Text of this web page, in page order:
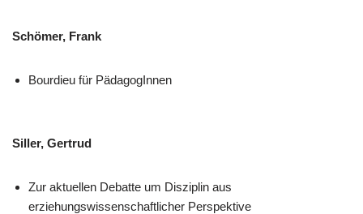
Schömer, Frank
Bourdieu für PädagogInnen
Siller, Gertrud
Zur aktuellen Debatte um Disziplin aus
erziehungswissenschaftlicher Perspektive